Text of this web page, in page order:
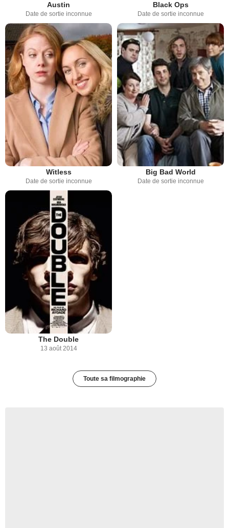
Austin
Date de sortie inconnue
Black Ops
Date de sortie inconnue
Witless
Date de sortie inconnue
Big Bad World
Date de sortie inconnue
The Double
13 août 2014
Toute sa filmographie